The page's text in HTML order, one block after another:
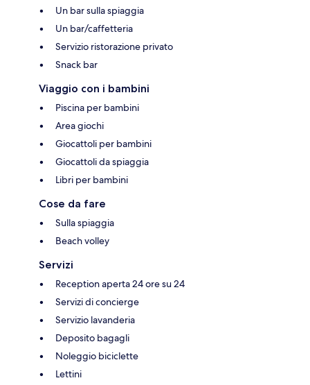
Un bar sulla spiaggia
Un bar/caffetteria
Servizio ristorazione privato
Snack bar
Viaggio con i bambini
Piscina per bambini
Area giochi
Giocattoli per bambini
Giocattoli da spiaggia
Libri per bambini
Cose da fare
Sulla spiaggia
Beach volley
Servizi
Reception aperta 24 ore su 24
Servizi di concierge
Servizio lavanderia
Deposito bagagli
Noleggio biciclette
Lettini